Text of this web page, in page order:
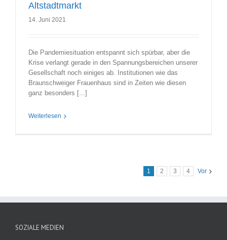
Altstadtmarkt
14. Juni 2021
Die Pandemiesituation entspannt sich spürbar, aber die
Krise verlangt gerade in den Spannungsbereichen unserer
Gesellschaft noch einiges ab. Institutionen wie das
Braunschweiger Frauenhaus sind in Zeiten wie diesen
ganz besonders [...]
Weiterlesen
1 2 3 4 Vor
SOZIALE MEDIEN